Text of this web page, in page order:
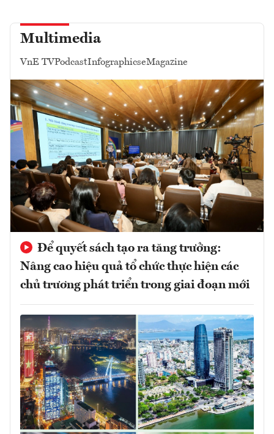
Multimedia
VnE TVPodcastInfographicseMagazine
Để quyết sách tạo ra tăng trưởng:
Nâng cao hiệu quả tổ chức thực hiện các
chủ trương phát triển trong giai đoạn mới